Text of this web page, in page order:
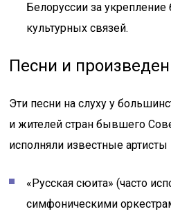
Белоруссии за укрепление
культурных связей.
Песни и
Эти песни на слуху у
и жителей стран бывшего
исполняли известные артисты
«Русская сюита» (часто
симфоническими